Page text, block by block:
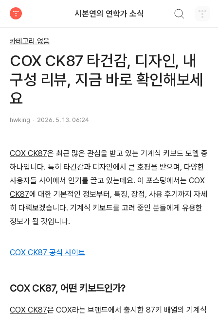
시본연의 연학가 소식
카테고리 없음
COX CK87 타건감, 디자인, 내
구성 리뷰, 지금 바로 확인해보세
요
hwking 2026. 5. 13. 06:24
COX CK87은 최근 많은 관심을 받고 있는 기계식 키보드 모델 중
하나입니다. 특히 타건감과 디자인에서 큰 호평을 받으며, 다양한
사용자들 사이에서 인기를 끌고 있는데요. 이 포스팅에서는 COX
CK87에 대한 기본적인 정보부터, 특징, 장점, 사용 후기까지 자세
히 다뤄보겠습니다. 기계식 키보드를 고려 중인 분들에게 유용한
정보가 될 것입니다.
COX CK87 공식 사이트
COX CK87, 어떤 키보드인가?
COX CK87은 COX라는 브랜드에서 출시한 87키 배열의 기계식